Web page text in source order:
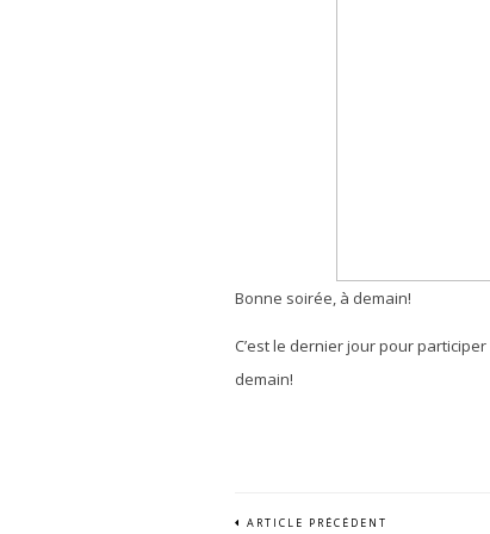
Bonne soirée, à demain!
C’est le dernier jour pour participer
demain!
ARTICLE PRÉCÉDENT